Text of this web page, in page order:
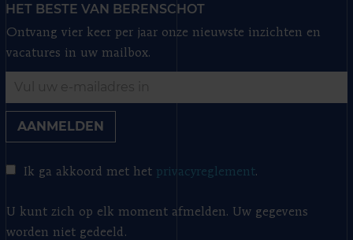
HET BESTE VAN BERENSCHOT
Ontvang vier keer per jaar onze nieuwste inzichten en
vacatures in uw mailbox.
AANMELDEN
Ik ga akkoord met het privacyreglement.
U kunt zich op elk moment afmelden. Uw gegevens
worden niet gedeeld.